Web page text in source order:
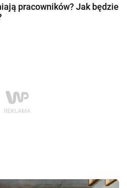
pracowników? Jak będzie